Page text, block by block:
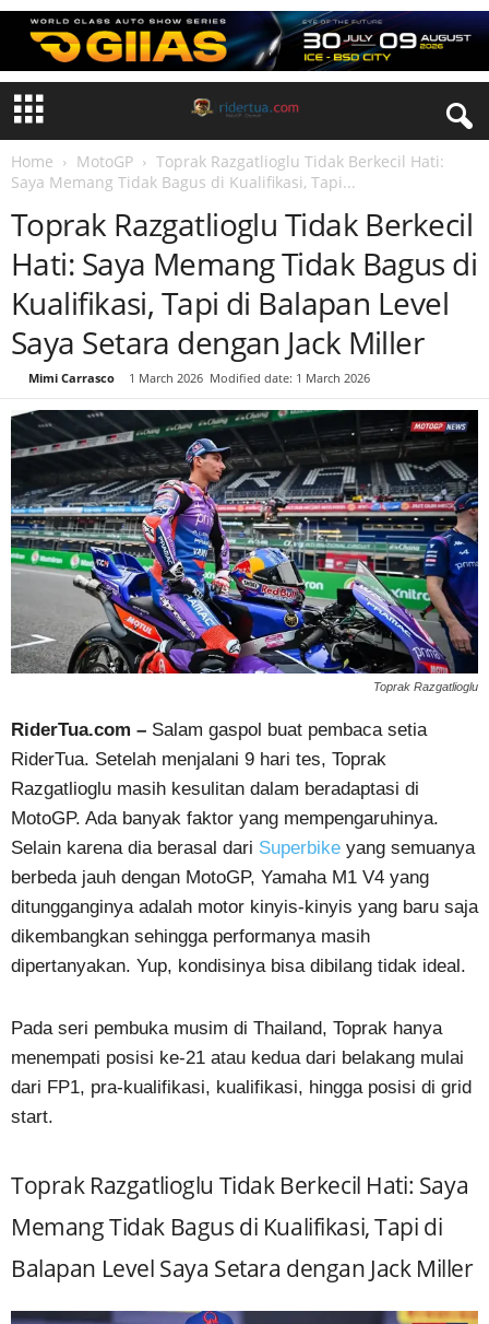
Home MotoGP
Toprak Razgatlioglu Tidak Berkecil Hati:
Saya Memang Tidak Bagus di Kualifikasi, Tapi...
Toprak Razgatlioglu Tidak Berkecil
Hati: Saya Memang Tidak Bagus di
Kualifikasi, Tapi di Balapan Level
Saya Setara dengan Jack Miller
Mimi Carrasco 1 March 2026 Modified date: 1 March 2026
Toprak Razgatlioglu
RiderTua.com – Salam gaspol buat pembaca setia
RiderTua. Setelah menjalani 9 hari tes, Toprak
Razgatlioglu masih kesulitan dalam beradaptasi di
MotoGP. Ada banyak faktor yang mempengaruhinya.
Selain karena dia berasal dari Superbike yang semuanya
berbeda jauh dengan MotoGP, Yamaha M1 V4 yang
ditungganginya adalah motor kinyis-kinyis yang baru saja
dikembangkan sehingga performanya masih
dipertanyakan. Yup, kondisinya bisa dibilang tidak ideal.
Pada seri pembuka musim di Thailand, Toprak hanya
menempati posisi ke-21 atau kedua dari belakang mulai
dari FP1, pra-kualifikasi, kualifikasi, hingga posisi di grid
start.
Toprak Razgatlioglu Tidak Berkecil Hati: Saya
Memang Tidak Bagus di Kualifikasi, Tapi di
Balapan Level Saya Setara dengan Jack Miller